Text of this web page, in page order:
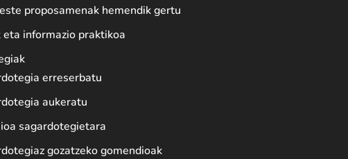
proposamenak hemendik gertu
eta informazio praktikoa
erreserbatu
aukeratu
sagardotegietara
gozatzeko gomendioak